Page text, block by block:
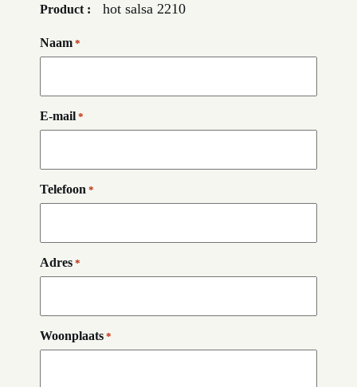
Product : hot salsa 2210
Naam *
E-mail *
Telefoon *
Adres *
Woonplaats *